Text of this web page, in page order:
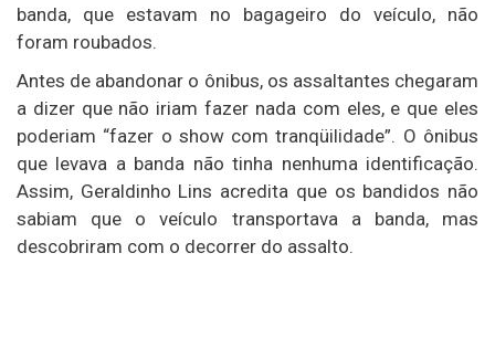
banda, que estavam no bagageiro do veículo, não
foram roubados.
Antes de abandonar o ônibus, os assaltantes chegaram
a dizer que não iriam fazer nada com eles, e que eles
poderiam “fazer o show com tranqüilidade”. O ônibus
que levava a banda não tinha nenhuma identificação.
Assim, Geraldinho Lins acredita que os bandidos não
sabiam que o veículo transportava a banda, mas
descobriram com o decorrer do assalto.